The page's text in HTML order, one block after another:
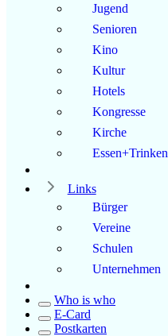
Jugend
Senioren
Kino
Kultur
Hotels
Kongresse
Kirche
Essen+Trinken
Links
Bürger
Vereine
Schulen
Unternehmen
Who is who
E-Card
Postkarten